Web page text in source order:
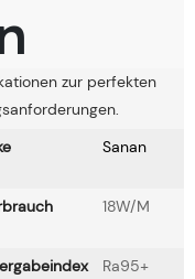
zur perfekten
Sanan
18W/M
Ra95+